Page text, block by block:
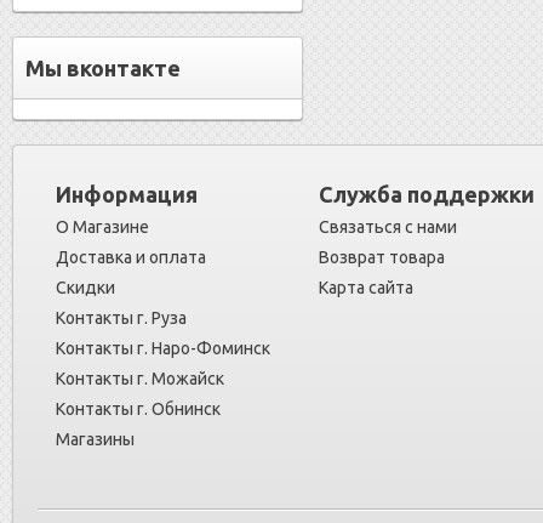
Мы вконтакте
Информация
О Магазине
Доставка и оплата
Скидки
Контакты г. Руза
Контакты г. Наро-Фоминск
Контакты г. Можайск
Контакты г. Обнинск
Магазины
Служба поддержки
Связаться с нами
Возврат товара
Карта сайта